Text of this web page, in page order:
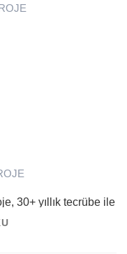
30+ yıllık tecrübe ile
en iyi çocuk parkı